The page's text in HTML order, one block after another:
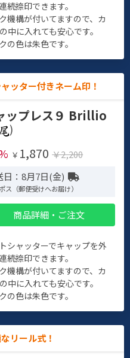
続捺印できます。
機構が付いてますので、カ
中に入れても安心です。
の色は朱色です。
ッター付きネーム印！
ップレス９ Brillio
)
￥ 1,870 ￥2,200
日：8月7日(金)
ス（郵便受けへお届け）
商品詳細・ご注文
シャッターでキャップを外
続捺印できます。
機構が付いてますので、カ
中に入れても安心です。
の色は朱色です。
リール式！